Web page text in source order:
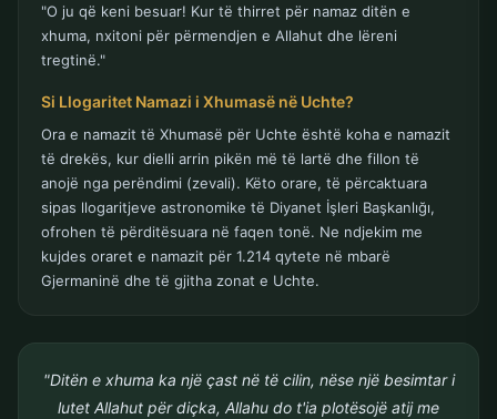
"O ju që keni besuar! Kur të thirret për namaz ditën e
xhuma, nxitoni për përmendjen e Allahut dhe lëreni
tregtinë."
Si Llogaritet Namazi i Xhumasë në Uchte?
Ora e namazit të Xhumasë për Uchte është koha e namazit
të drekës, kur dielli arrin pikën më të lartë dhe fillon të
anojë nga perëndimi (zevali). Këto orare, të përcaktuara
sipas llogaritjeve astronomike të Diyanet İşleri Başkanlığı,
ofrohen të përditësuara në faqen tonë. Ne ndjekim me
kujdes oraret e namazit për 1.214 qytete në mbarë
Gjermaninë dhe të gjitha zonat e Uchte.
"Ditën e xhuma ka një çast në të cilin, nëse një besimtar i
lutet Allahut për diçka, Allahu do t'ia plotësojë atij me